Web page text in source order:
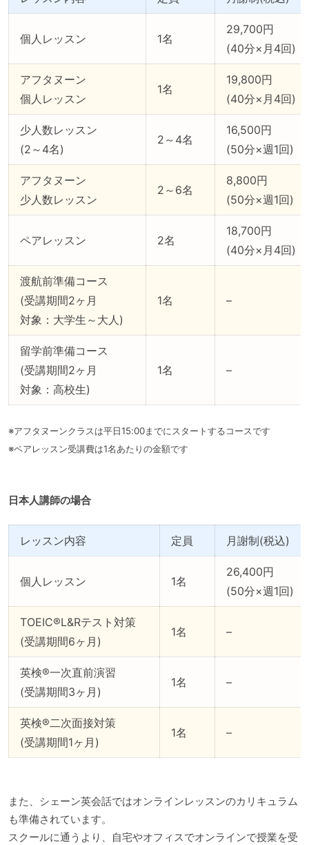
個人レッスン 1名
29,700円
(40分×月4回)
アフタヌーン
個人レッスン
1名
19,800円
(40分×月4回)
少人数レッスン
(2～4名)
2～4名
16,500円
(50分×週1回)
アフタヌーン
少人数レッスン
2～6名
8,800円
(50分×週1回)
ペアレッスン 2名
18,700円
(40分×月4回)
渡航前準備コース
(受講期間2ヶ月
対象：大学生～大人)
1名 –
留学前準備コース
(受講期間2ヶ月
対象：高校生)
1名 –
※アフタヌーンクラスは平日15:00までにスタートするコースです
※ペアレッスン受講費は1名あたりの金額です
日本人講師の場合
レッスン内容 定員 月謝制(税込)
個人レッスン 1名
26,400円
(50分×週1回)
TOEIC®L&Rテスト対策
(受講期間6ヶ月)
1名 –
英検®一次直前演習
(受講期間3ヶ月)
1名 –
英検®二次面接対策
(受講期間1ヶ月)
1名 –
また、シェーン英会話ではオンラインレッスンのカリキュラム
も準備されています。
スクールに通うより、自宅やオフィスでオンラインで授業を受